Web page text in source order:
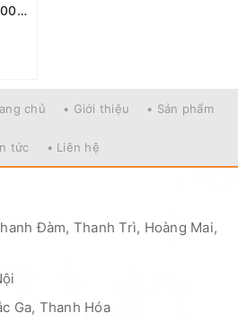
Điều hòa TCL inverter 12000btu 1 chiều TAC-13CSD/TPG21
chủ • Giới thiệu • Sản phẩm
tức • Liên hệ
Đàm, Thanh Trì, Hoàng Mai,
Ga, Thanh Hóa